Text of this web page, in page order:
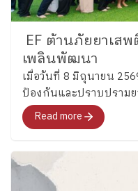
EF ต้านภัยยาเส
เพลินพัฒนา
เมื่อวันที่ 8 มิถุนายน
ป้องกันและปราบปรามย
และศึกษากระบวนการ
ชีวิต (Executive
Read more